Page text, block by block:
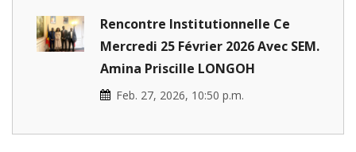
Rencontre Institutionnelle Ce
Mercredi 25 Février 2026 Avec SEM.
Amina Priscille LONGOH
Feb. 27, 2026, 10:50 p.m.